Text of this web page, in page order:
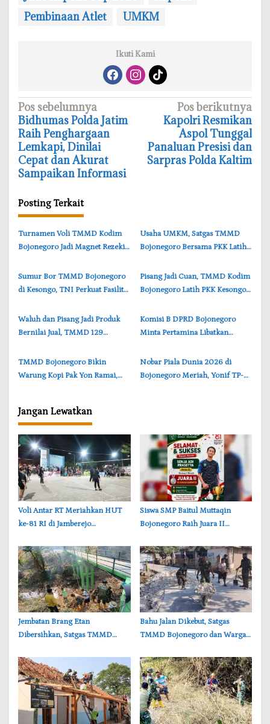
Pembinaan Atlet
UMKM
Ikuti Kami
N
a
v
i
g
s
i
p
s
Pos sebelumnya
‎Bidhumas Polda Jatim
Raih Penghargaan
Lemkapi, Dinilai
Cepat dan Akurat
Sampaikan Informasi
Pos berikutnya
‎Kapolri Resmikan
Aspol Tunggal
Panaluan Presisi dan
Sarpras Polda Kaltim
Posting Terkait
‎Turnamen Voli TMMD Kodim
Bojonegoro Jadi Magnet Rezeki,
Kebanjiran Pembeli
‎Usaha UMKM, Satgas TMMD
Bojonegoro Bersama PKK Latih
‎Sumur Bor TMMD Bojonegoro
di Kesongo, TNI Perkuat Fasilitas
‎Pisang Jadi Cuan, TMMD Kodim
Bojonegoro Latih PKK Kesongo
‎Waluh dan Pisang Jadi Produk
Bernilai Jual, TMMD 129
Baru
Komisi B DPRD Bojonegoro
Minta Pertamina Libatkan
Proyek Migas Banyugeni
‎TMMD Bojonegoro Bikin
Warung Kopi Pak Yon Ramai,
‎Nobar Piala Dunia 2026 di
Bojonegoro Meriah, Yonif TP-
Jangan Lewatkan
‎Voli Antar RT Meriahkan HUT
ke-81 RI di Jamberejo
Ikut Bertanding
‎Siswa SMP Baitul Muttaqin
Bojonegoro Raih Juara II
Gemilang
‎Jembatan Brang Etan
Dibersihkan, Satgas TMMD
Royong Warga
‎Bahu Jalan Dikebut, Satgas
TMMD Bojonegoro dan Warga